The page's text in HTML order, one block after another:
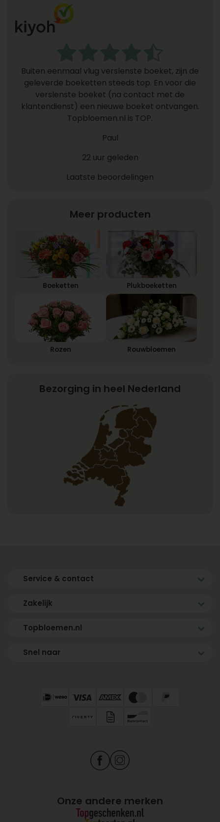
Buiten eenmaal vlug verslenste boeket, zijn de
geleverde boeketten steeds top. En voor die
verslenste boeket (na contact met de
klantendienst) een nieuwe boeket ontvangen.
Topbloemen.nl is TOP.
Paul
22 uur geleden
Laatste beoordelingen
Meer producten
Boeketten Plukboeketten
Rozen Rouwbloemen
Bezorging in heel Nederland
Service & contact
Zakelijk
Topbloemen.nl
Snel naar
Onze andere merken